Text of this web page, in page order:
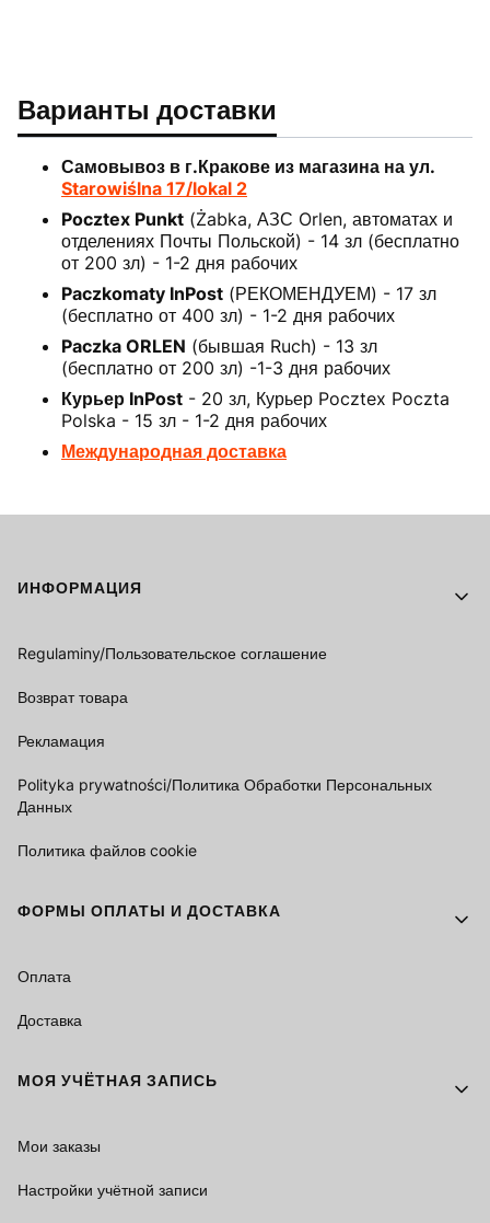
Варианты доставки
Самовывоз в г.Кракове из магазина на ул.
Starowiślna 17/lokal 2
Pocztex Punkt (Żabka, АЗС Orlen, автоматах и
отделениях Почты Польской) - 14 зл (бесплатно
от 200 зл) - 1-2 дня рабочих
Paczkomaty InPost (РЕКОМЕНДУЕМ) - 17 зл
(бесплатно от 400 зл) - 1-2 дня рабочих
Paczka ORLEN (бывшая Ruch) - 13 зл
(бесплатно от 200 зл) -1-3 дня рабочих
Курьер InPost - 20 зл, Курьер Pocztex Poczta
Polska - 15 зл - 1-2 дня рабочих
Международная доставка
Footer menu
ИНФОРМАЦИЯ
Regulaminy/Пользовательское соглашение
Возврат товара
Рекламация
Polityka prywatności/Политика Обработки Персональных
Данных
Политика файлов cookie
ФОРМЫ ОПЛАТЫ И ДОСТАВКА
Оплата
Доставка
МОЯ УЧЁТНАЯ ЗАПИСЬ
Мои заказы
Настройки учётной записи